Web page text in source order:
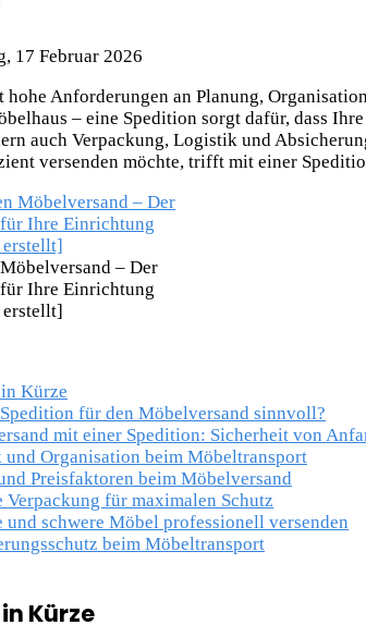
17 Februar 2026
hohe Anforderungen an Planung,
– eine Spedition sorgt dafür, dass
auch Verpackung, Logistik und
versenden möchte, trifft mit einer
– Der
Ihre Einrichtung
Kürze
für den Möbelversand sinnvoll?
mit einer Spedition: Sicherheit von
Organisation beim Möbeltransport
Preisfaktoren beim Möbelversand
Verpackung für maximalen Schutz
und schwere Möbel professionell versenden
beim Möbeltransport
Kürze